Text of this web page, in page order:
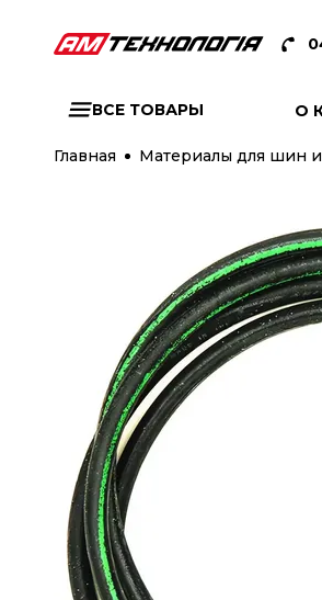
ВСЕ ТОВАРЫ О
Главная Материалы для шин